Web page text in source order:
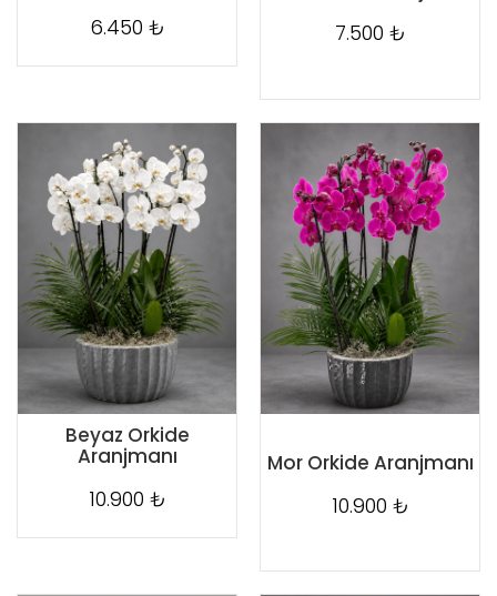
6.450 ₺ 7.500 ₺
Beyaz Orkide
Aranjmanı
10.900 ₺
Mor Orkide Aranjmanı
10.900 ₺